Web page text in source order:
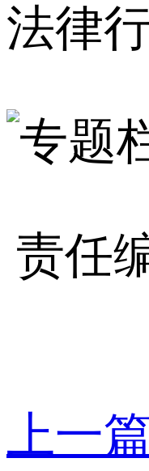
法律行
责任
上一